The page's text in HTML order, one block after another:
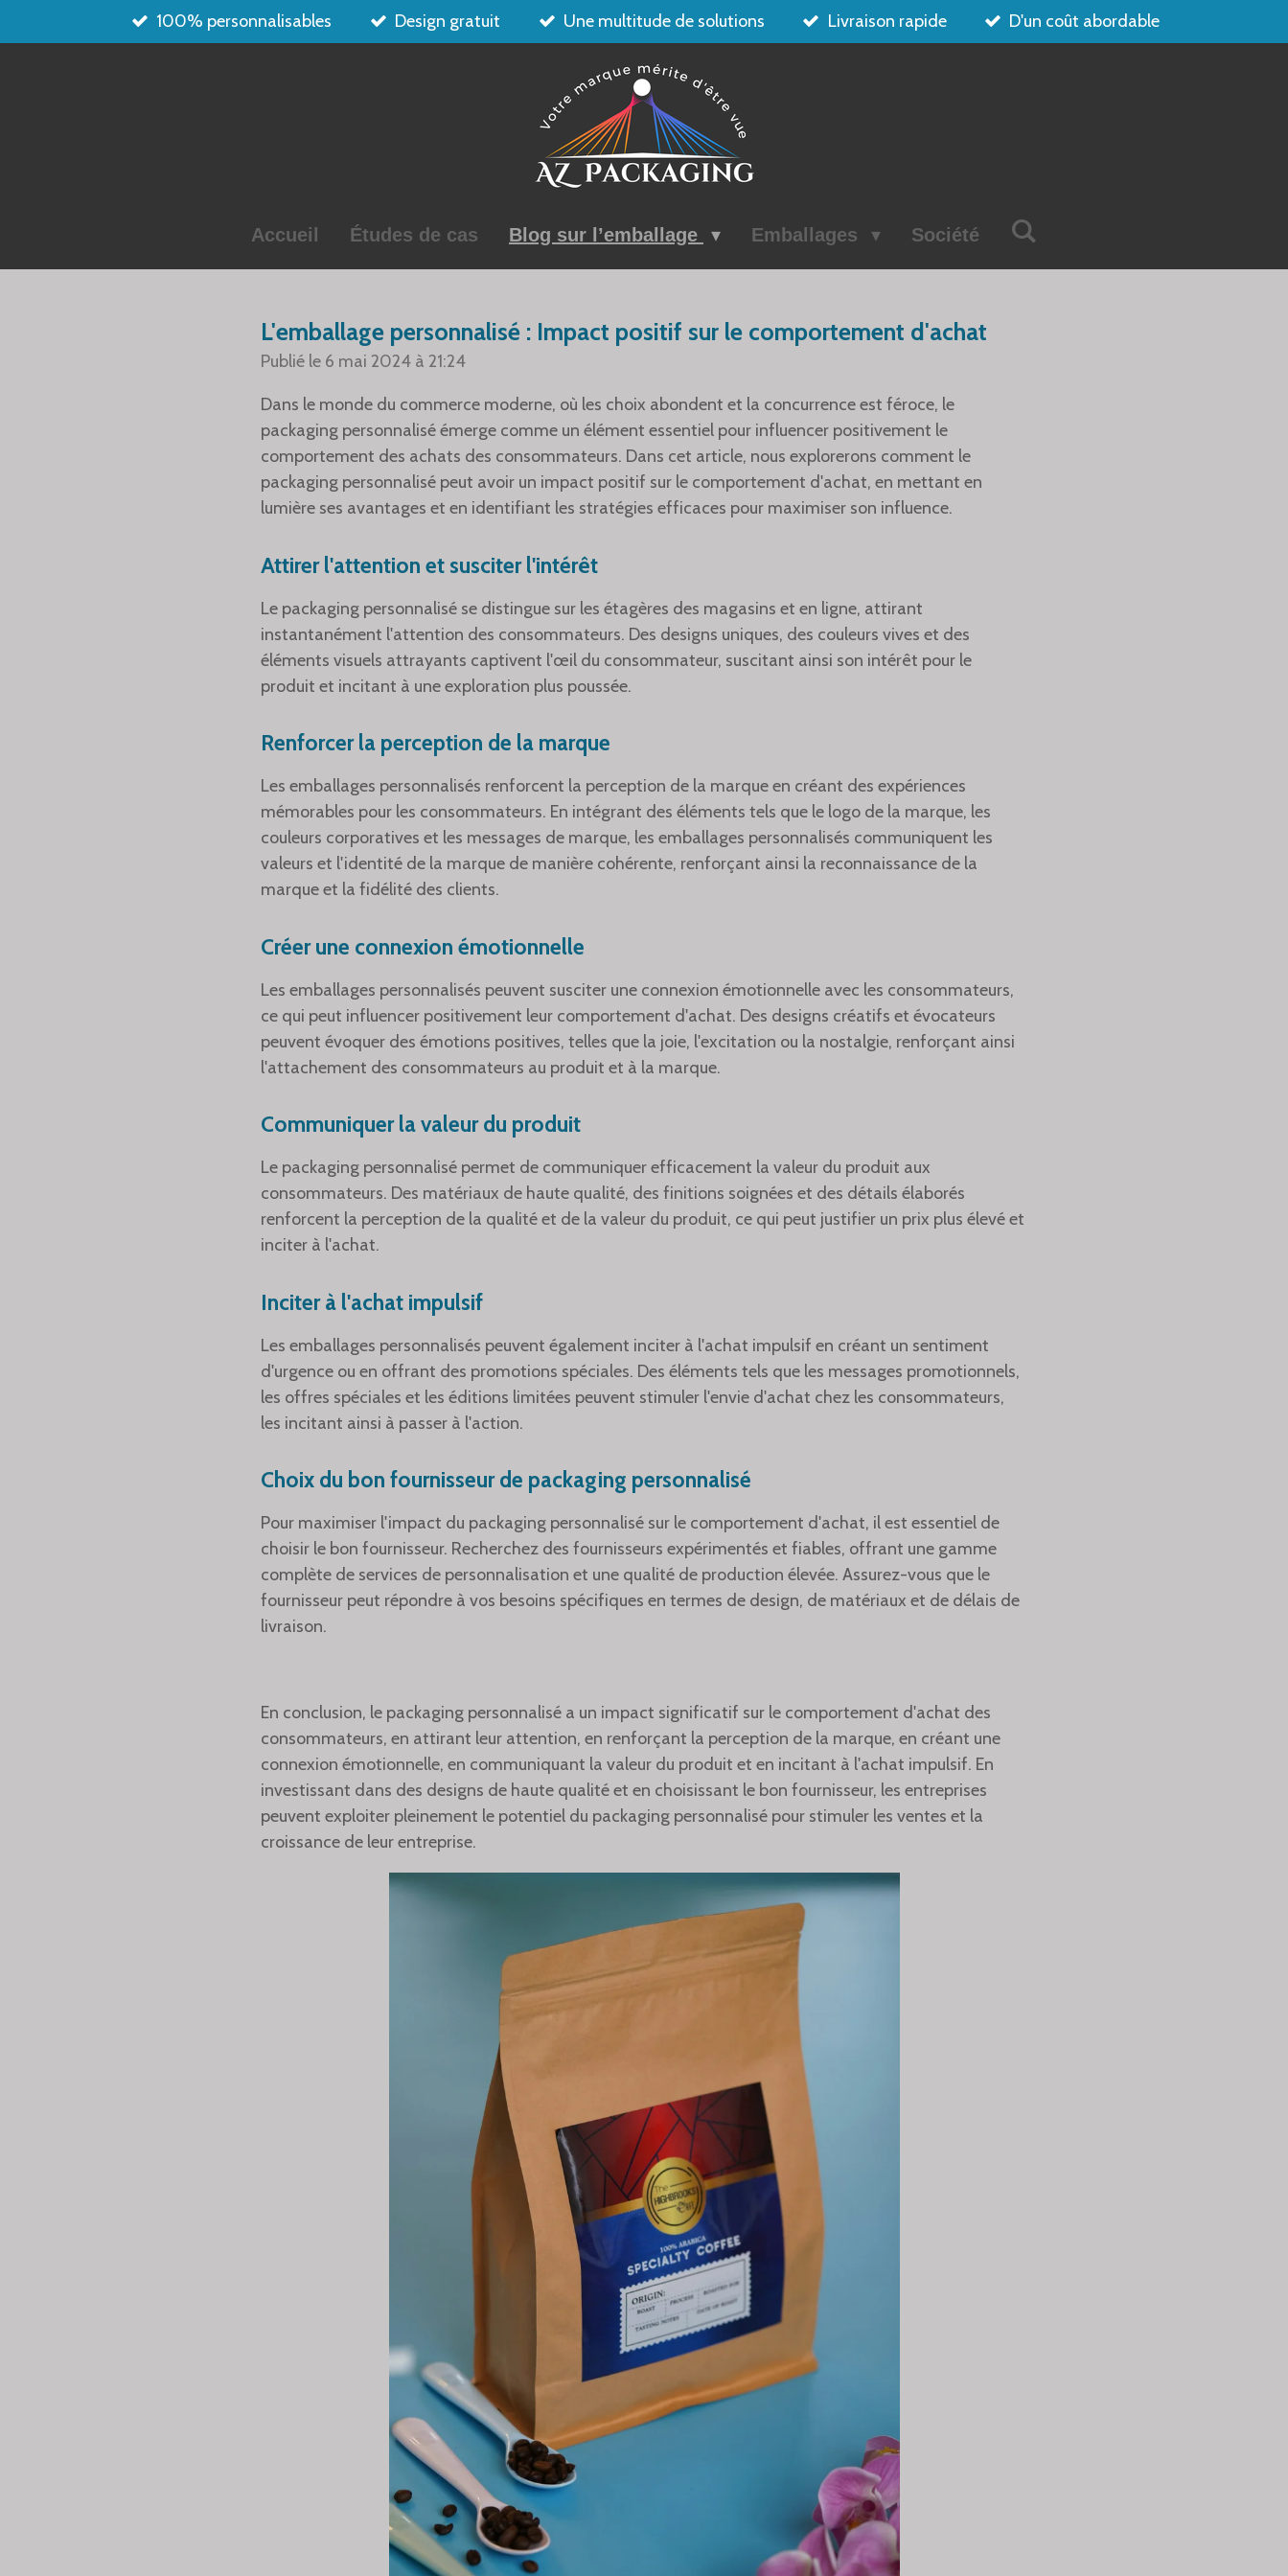
au
100% personnalisables Design gratuit Une multitude de solutions Livraison rapide D'un coût abordable
Accueil Études de cas Blog sur l’emballage Emballages Société
L'emballage personnalisé : Impact positif sur le comportement d'achat
Publié le 6 mai 2024 à 21:24
Dans le monde du commerce moderne, où les choix abondent et la concurrence est féroce, le
packaging personnalisé émerge comme un élément essentiel pour influencer positivement le
comportement des achats des consommateurs. Dans cet article, nous explorerons comment le
packaging personnalisé peut avoir un impact positif sur le comportement d'achat, en mettant en
lumière ses avantages et en identifiant les stratégies efficaces pour maximiser son influence.
Attirer l'attention et susciter l'intérêt
Le packaging personnalisé se distingue sur les étagères des magasins et en ligne, attirant
instantanément l'attention des consommateurs. Des designs uniques, des couleurs vives et des
éléments visuels attrayants captivent l'œil du consommateur, suscitant ainsi son intérêt pour le
produit et incitant à une exploration plus poussée.
Renforcer la perception de la marque
Les emballages personnalisés renforcent la perception de la marque en créant des expériences
mémorables pour les consommateurs. En intégrant des éléments tels que le logo de la marque, les
couleurs corporatives et les messages de marque, les emballages personnalisés communiquent les
valeurs et l'identité de la marque de manière cohérente, renforçant ainsi la reconnaissance de la
marque et la fidélité des clients.
Créer une connexion émotionnelle
Les emballages personnalisés peuvent susciter une connexion émotionnelle avec les consommateurs,
ce qui peut influencer positivement leur comportement d'achat. Des designs créatifs et évocateurs
peuvent évoquer des émotions positives, telles que la joie, l'excitation ou la nostalgie, renforçant ainsi
l'attachement des consommateurs au produit et à la marque.
Communiquer la valeur du produit
Le packaging personnalisé permet de communiquer efficacement la valeur du produit aux
consommateurs. Des matériaux de haute qualité, des finitions soignées et des détails élaborés
renforcent la perception de la qualité et de la valeur du produit, ce qui peut justifier un prix plus élevé et
inciter à l'achat.
Inciter à l'achat impulsif
Les emballages personnalisés peuvent également inciter à l'achat impulsif en créant un sentiment
d'urgence ou en offrant des promotions spéciales. Des éléments tels que les messages promotionnels,
les offres spéciales et les éditions limitées peuvent stimuler l'envie d'achat chez les consommateurs,
les incitant ainsi à passer à l'action.
Choix du bon fournisseur de packaging personnalisé
Pour maximiser l'impact du packaging personnalisé sur le comportement d'achat, il est essentiel de
choisir le bon fournisseur. Recherchez des fournisseurs expérimentés et fiables, offrant une gamme
complète de services de personnalisation et une qualité de production élevée. Assurez-vous que le
fournisseur peut répondre à vos besoins spécifiques en termes de design, de matériaux et de délais de
livraison.
En conclusion, le packaging personnalisé a un impact significatif sur le comportement d'achat des
consommateurs, en attirant leur attention, en renforçant la perception de la marque, en créant une
connexion émotionnelle, en communiquant la valeur du produit et en incitant à l'achat impulsif. En
investissant dans des designs de haute qualité et en choisissant le bon fournisseur, les entreprises
peuvent exploiter pleinement le potentiel du packaging personnalisé pour stimuler les ventes et la
croissance de leur entreprise.